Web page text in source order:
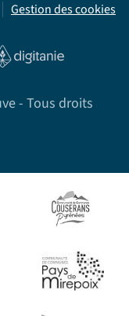
Gestion des cookies
- Tous droits